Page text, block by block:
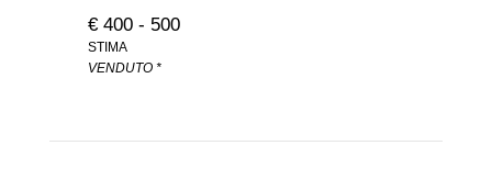
€ 400 - 500
STIMA
VENDUTO *